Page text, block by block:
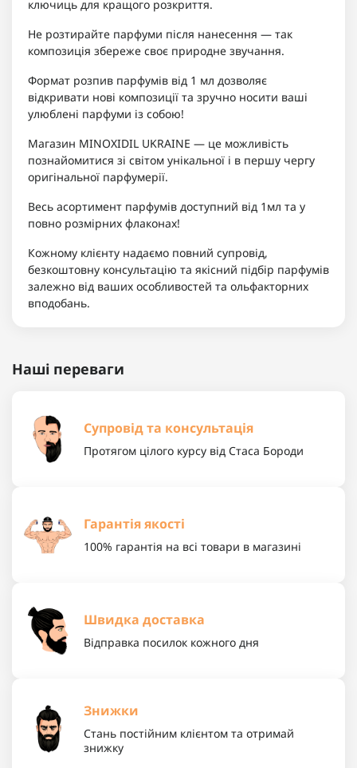
ключиць для кращого розкриття.
Не розтирайте парфуми після нанесення — так
композиція збереже своє природне звучання.
Формат розпив парфумів від 1 мл дозволяє
відкривати нові композиції та зручно носити ваші
улюблені парфуми із собою!
Магазин MINOXIDIL UKRAINE — це можливість
познайомитися зі світом унікальної і в першу чергу
оригінальної парфумерії.
Весь асортимент парфумів доступний від 1мл та у
повно розмірних флаконах!
Кожному клієнту надаємо повний супровід,
безкоштовну консультацію та якісний підбір парфумів
залежно від ваших особливостей та ольфакторних
вподобань.
Наші переваги
Супровід та консультація
Протягом цілого курсу від Стаса Бороди
Гарантія якості
100% гарантія на всі товари в магазині
Швидка доставка
Відправка посилок кожного дня
Знижки
Стань постійним клієнтом та отримай
знижку